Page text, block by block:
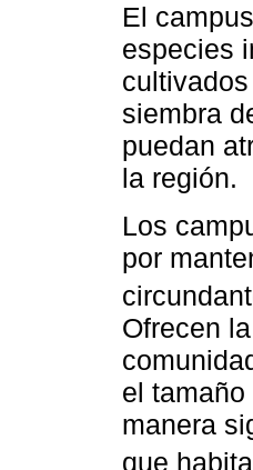
El
especies
siembra
puedan
la región.
Los
por
Ofrecen
el
manera
que